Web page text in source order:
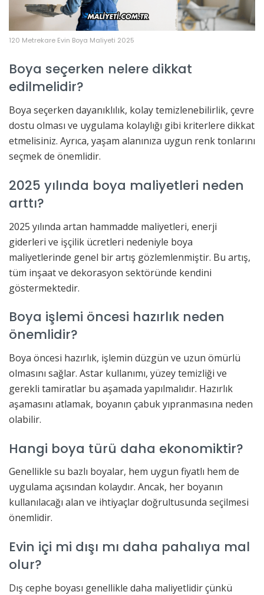
120 Metrekare Evin Boya Maliyeti 2025
Boya seçerken nelere dikkat
edilmelidir?
Boya seçerken dayanıklılık, kolay temizlenebilirlik, çevre
dostu olması ve uygulama kolaylığı gibi kriterlere dikkat
etmelisiniz. Ayrıca, yaşam alanınıza uygun renk tonlarını
seçmek de önemlidir.
2025 yılında boya maliyetleri neden
arttı?
2025 yılında artan hammadde maliyetleri, enerji
giderleri ve işçilik ücretleri nedeniyle boya
maliyetlerinde genel bir artış gözlemlenmiştir. Bu artış,
tüm inşaat ve dekorasyon sektöründe kendini
göstermektedir.
Boya işlemi öncesi hazırlık neden
önemlidir?
Boya öncesi hazırlık, işlemin düzgün ve uzun ömürlü
olmasını sağlar. Astar kullanımı, yüzey temizliği ve
gerekli tamiratlar bu aşamada yapılmalıdır. Hazırlık
aşamasını atlamak, boyanın çabuk yıpranmasına neden
olabilir.
Hangi boya türü daha ekonomiktir?
Genellikle su bazlı boyalar, hem uygun fiyatlı hem de
uygulama açısından kolaydır. Ancak, her boyanın
kullanılacağı alan ve ihtiyaçlar doğrultusunda seçilmesi
önemlidir.
Evin içi mi dışı mı daha pahalıya mal
olur?
Dış cephe boyası genellikle daha maliyetlidir çünkü